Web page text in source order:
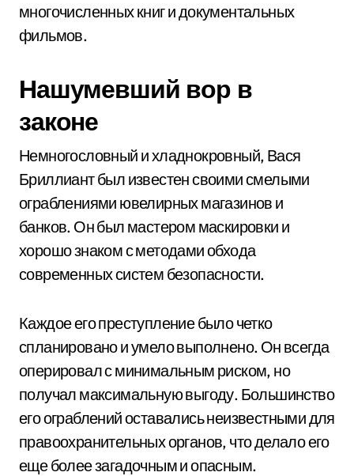
многочисленных книг и документальных
фильмов.
Нашумевший вор в
законе
Немногословный и хладнокровный, Вася
Бриллиант был известен своими смелыми
ограблениями ювелирных магазинов и
банков. Он был мастером маскировки и
хорошо знаком с методами обхода
современных систем безопасности.
Каждое его преступление было четко
спланировано и умело выполнено. Он всегда
оперировал с минимальным риском, но
получал максимальную выгоду. Большинство
его ограблений оставались неизвестными для
правоохранительных органов, что делало его
еще более загадочным и опасным.